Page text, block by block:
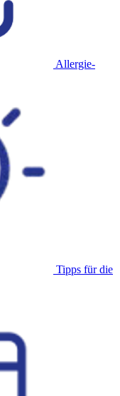
Allergie-
Tipps für die